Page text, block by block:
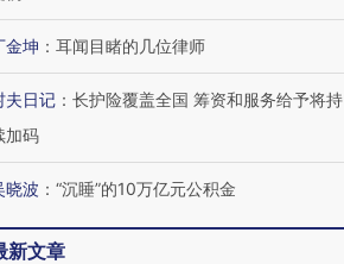
金坤 ： 耳闻目睹的几位律师
夫日记 ： 长护险覆盖全国 筹资和服务给予将持
加码
晓波 ： “沉睡”的10万亿元公积金
新文章